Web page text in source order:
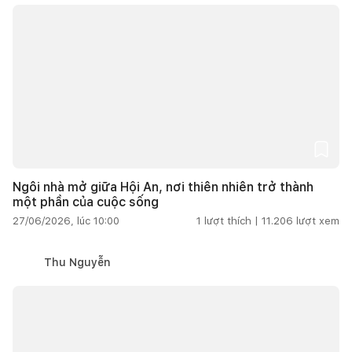
Ngôi nhà mở giữa Hội An, nơi thiên nhiên trở thành
một phần của cuộc sống
27/06/2026, lúc 10:00 1 lượt thích | 11.206 lượt xem
Thu Nguyễn